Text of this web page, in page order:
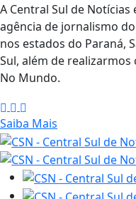
A Central Sul de
agência de jornalismo
nos estados do Paraná,
Sul, além de
No Mundo.
Saiba Mais